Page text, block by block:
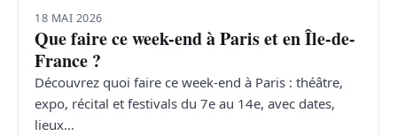
18 MAI 2026
Que faire ce week-end à Paris et en Île-de-
France ?
Découvrez quoi faire ce week-end à Paris : théâtre,
expo, récital et festivals du 7e au 14e, avec dates,
lieux…